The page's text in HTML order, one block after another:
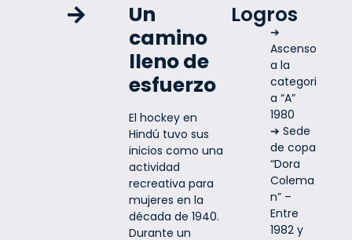
Un
camino
lleno de
esfuerzo
El hockey en
Hindú tuvo sus
inicios como una
actividad
recreativa para
mujeres en la
década de 1940.
Durante un
Logros
➔
Ascenso
a la
categori
a “A”
1980
➔ Sede
de copa
“Dora
Colema
n” –
Entre
1982 y